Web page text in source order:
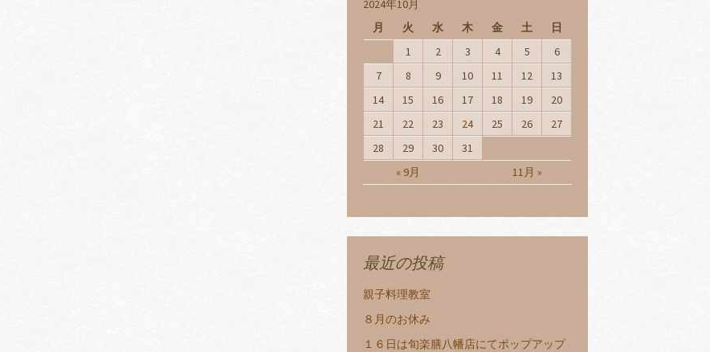
2024年10月
月
火 水 木 金 土 日
« 9月 11月 »
1 2 3 4 5
6
7
8 9 10 11 12
13
14
15 16 17 18 19
20
21
22 23 24 25 26
27
28
29 30 31
最近の投稿
親子料理教室
８月のお休み
１６日は旬楽膳八幡店にてポップアップ